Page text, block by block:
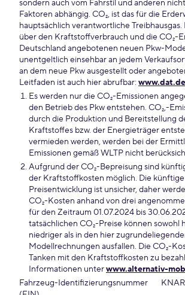
sondern auch vom Fahrstil und anderen
Faktoren abhängig. CO₂, ist das für die
hauptsächlich verantwortliche
über den Kraftstoffverbrauch und die CO₂-
Deutschland angebotenen neuen Pkw-
unentgeltlich einsehbar an jedem
an dem neue Pkw ausgestellt oder
Leitfaden ist auch hier abrufbar: www.dat.de
Es werden nur die CO₂-Emissionen
den Betrieb des Pkw entstehen. CO₂,-
durch die Produktion und Bereitstellung
Kraftstoffes bzw. der Energieträger
vermieden werden, werden bei der
Emissionen gemäß WLTP nicht
Aufgrund der CO₂-Bepreisung sind
der Kraftstoffkosten möglich. Die künftige
Preisentwicklung ist unsicher, daher
CO₂-Kosten anhand von drei
für den Zeitraum 01.07.2024 bis
tatsächlichen CO₂-Preise können sowohl
niedriger als in den hier
Modellrechnungen ausfallen. Die CO₂-
Tanken mit den Kraftstoffkosten zu
Informationen unterwww.alternativ-
Fahrzeug-Identifizierungsnummer